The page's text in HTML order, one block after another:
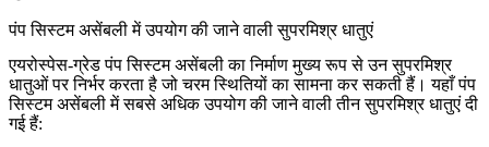
पंप सिस्टम असेंबली में उपयोग की जाने वाली सुपरमिश्र धातुएं
एयरोस्पेस-ग्रेड पंप सिस्टम असेंबली का निर्माण मुख्य रूप से उन सुपरमिश्र
धातुओं पर निर्भर करता है जो चरम स्थितियों का सामना कर सकती हैं। यहाँ पंप
सिस्टम असेंबली में सबसे अधिक उपयोग की जाने वाली तीन सुपरमिश्र धातुएं दी
गई हैं: